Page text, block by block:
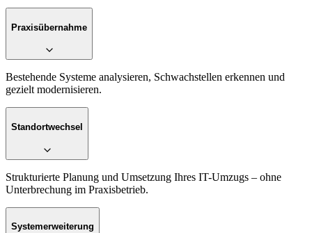
Praxisübernahme
Bestehende Systeme analysieren, Schwachstellen erkennen und
gezielt modernisieren.
Standortwechsel
Strukturierte Planung und Umsetzung Ihres IT-Umzugs – ohne
Unterbrechung im Praxisbetrieb.
Systemerweiterung